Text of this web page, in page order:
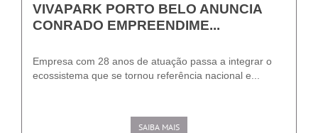
VIVAPARK PORTO BELO ANUNCIA
CONRADO EMPREENDIME...
Empresa com 28 anos de atuação passa a integrar o
ecossistema que se tornou referência nacional e...
SAIBA MAIS